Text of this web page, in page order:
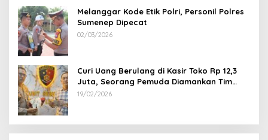
Melanggar Kode Etik Polri, Personil Polres
Sumenep Dipecat
02/03/2026
Curi Uang Berulang di Kasir Toko Rp 12,3
Juta, Seorang Pemuda Diamankan Tim
Reskrim Polsek Lenteng Sumenep
19/02/2026